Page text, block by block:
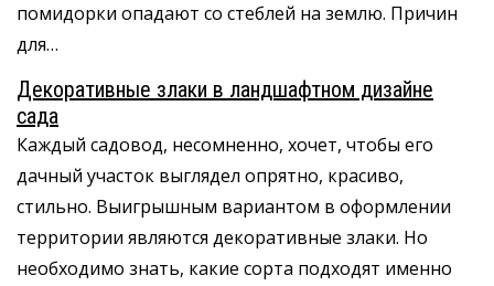
помидорки опадают со стеблей на землю. Причин
для…
Декоративные злаки в ландшафтном дизайне
сада
Каждый садовод, несомненно, хочет, чтобы его
дачный участок выглядел опрятно, красиво,
стильно. Выигрышным вариантом в оформлении
территории являются декоративные злаки. Но
необходимо знать, какие сорта подходят именно